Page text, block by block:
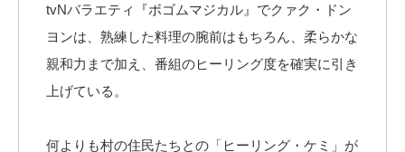
tvNバラエティ『ボゴムマジカル』でクァク・ドン
ヨンは、熟練した料理の腕前はもちろん、柔らかな
親和力まで加え、番組のヒーリング度を確実に引き
上げている。
何よりも村の住民たちとの「ヒーリング・ケミ」が